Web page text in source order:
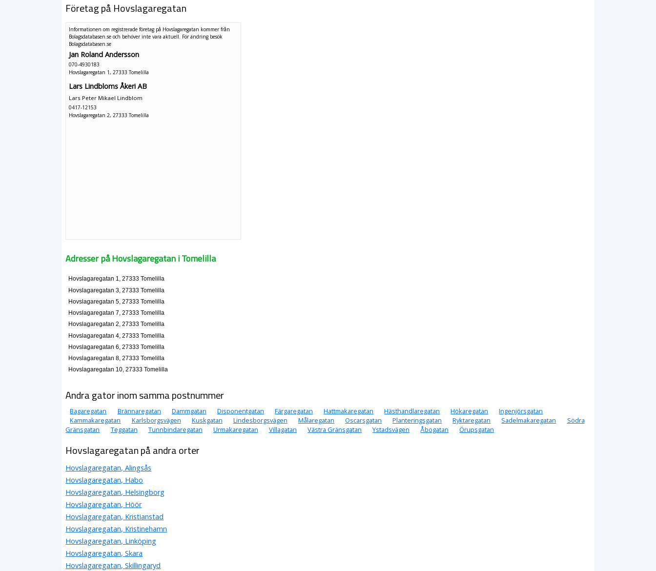
Företag på Hovslagaregatan
Informationen om registrerade företag på Hovslagaregatan kommer från
Bolagsdatabasen.se och behöver inte vara aktuell. För ändring besök
Bolagsdatabasen.se
Jan Roland Andersson
070-4930183
Hovslagaregatan 1, 27333 Tomelilla
Lars Lindbloms Åkeri AB
Lars Peter Mikael Lindblom
0417-12153
Hovslagaregatan 2, 27333 Tomelilla
Adresser på Hovslagaregatan i Tomelilla
Hovslagaregatan 1, 27333 Tomelilla
Hovslagaregatan 3, 27333 Tomelilla
Hovslagaregatan 5, 27333 Tomelilla
Hovslagaregatan 7, 27333 Tomelilla
Hovslagaregatan 2, 27333 Tomelilla
Hovslagaregatan 4, 27333 Tomelilla
Hovslagaregatan 6, 27333 Tomelilla
Hovslagaregatan 8, 27333 Tomelilla
Hovslagaregatan 10, 27333 Tomelilla
Andra gator inom samma postnummer
Bagaregatan Brännaregatan Dammgatan Disponentgatan Färgaregatan Hattmakaregatan Hästhandlaregatan Hökaregatan
Ingenjörsgatan
Kammakaregatan
Karlsborgsvägen Kuskgatan Lindesborgsvägen Målaregatan Oscarsgatan Planteringsgatan Ryktaregatan Sadelmakaregatan
Södra
Gränsgatan
Teggatan Tunnbindaregatan Urmakaregatan Villagatan Västra Gränsgatan Ystadsvägen Åbogatan Örupsgatan
Hovslagaregatan på andra orter
Hovslagaregatan, Alingsås
Hovslagaregatan, Habo
Hovslagaregatan, Helsingborg
Hovslagaregatan, Höör
Hovslagaregatan, Kristianstad
Hovslagaregatan, Kristinehamn
Hovslagaregatan, Linköping
Hovslagaregatan, Skara
Hovslagaregatan, Skillingaryd